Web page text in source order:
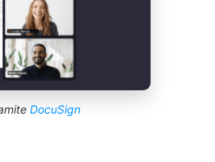
DocuSign